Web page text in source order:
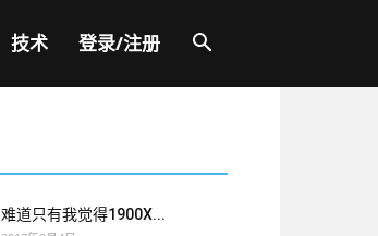
技术 登录/注册
难道只有我觉得1900X...